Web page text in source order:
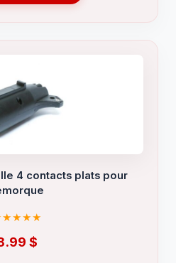
4 contacts plats pour
$